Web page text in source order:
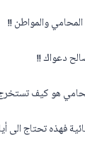
المحامي والمواطن !!
دعواك !!
هو كيف
فهذه تحتاج